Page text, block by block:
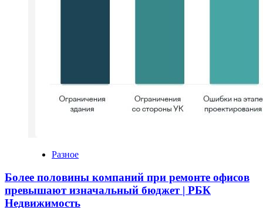
Разное
Более половины компаний при ремонте офисов
превышают изначальный бюджет | РБК
Недвижимость